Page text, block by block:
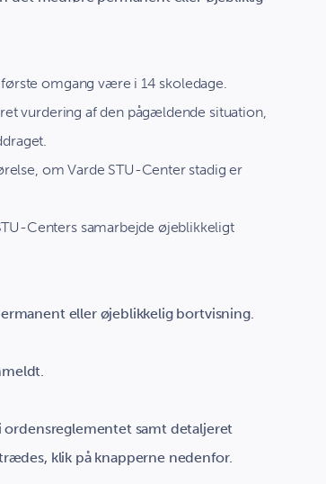
omgang være i 14 skoledage.
vurdering af den pågældende situation,
om Varde STU-Center stadig er
Centers samarbejde øjeblikkeligt
eller øjeblikkelig bortvisning.
ordensreglementet samt detaljeret
klik på knapperne nedenfor.